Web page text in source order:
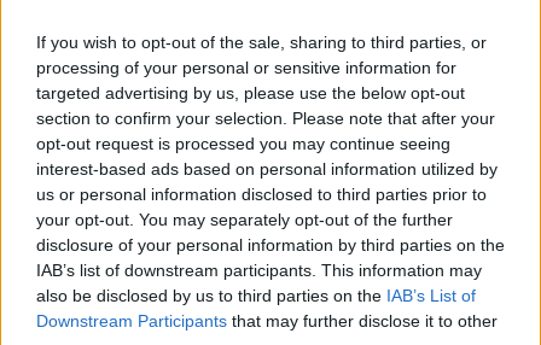
If you wish to opt-out of the sale, sharing to third parties, or
processing of your personal or sensitive information for
targeted advertising by us, please use the below opt-out
section to confirm your selection. Please note that after your
opt-out request is processed you may continue seeing
interest-based ads based on personal information utilized by
us or personal information disclosed to third parties prior to
your opt-out. You may separately opt-out of the further
disclosure of your personal information by third parties on the
IAB’s list of downstream participants. This information may
also be disclosed by us to third parties on the IAB’s List of
Downstream Participants that may further disclose it to other
NEWS